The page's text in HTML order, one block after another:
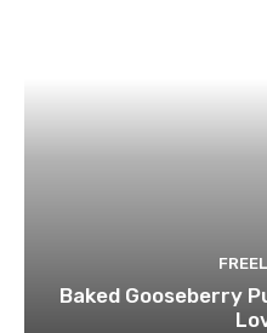
Baked Gooseberry